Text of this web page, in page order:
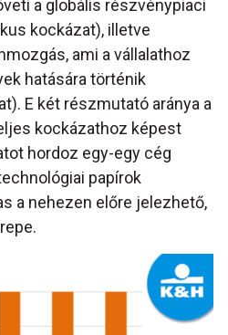
a globális részvénypiaci
kockázat), illetve
ami a vállalathoz
hatására történik
E két részmutató aránya a
kockázathoz képest
hordoz egy-egy cég
papírok
a nehezen előre jelezhető,